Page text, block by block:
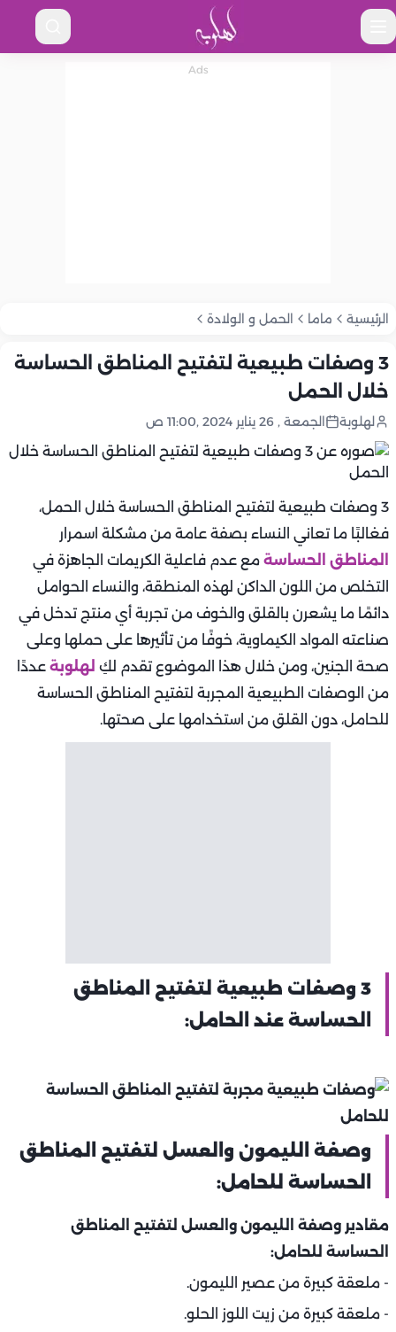
الرئيسية ماما الحمل و الولادة
3 وصفات طبيعية لتفتيح المناطق الحساسة
خلال الحمل
لهلوبة الجمعة , 26 يناير 2024 ,11:00 ص
3 وصفات طبيعية لتفتيح المناطق الحساسة خلال الحمل،
فغالبًا ما تعاني النساء بصفة عامة من مشكلة اسمرار
المناطق الحساسة مع عدم فاعلية الكريمات الجاهزة في
التخلص من اللون الداكن لهذه المنطقة، والنساء الحوامل
دائمًا ما يشعرن بالقلق والخوف من تجربة أي منتج تدخل في
صناعته المواد الكيماوية، خوفًا من تأثيرها على حملها وعلى
صحة الجنين، ومن خلال هذا الموضوع تقدم لكِ لهلوبة عددًا
من الوصفات الطبيعية المجربة لتفتيح المناطق الحساسة
للحامل، دون القلق من استخدامها على صحتها.
3 وصفات طبيعية لتفتيح المناطق
الحساسة عند الحامل:
وصفة الليمون والعسل لتفتيح المناطق
الحساسة للحامل:
مقادير وصفة الليمون والعسل لتفتيح المناطق
الحساسة للحامل:
- ملعقة كبيرة من عصير الليمون.
- ملعقة كبيرة من زيت اللوز الحلو.